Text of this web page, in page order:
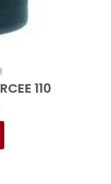
110